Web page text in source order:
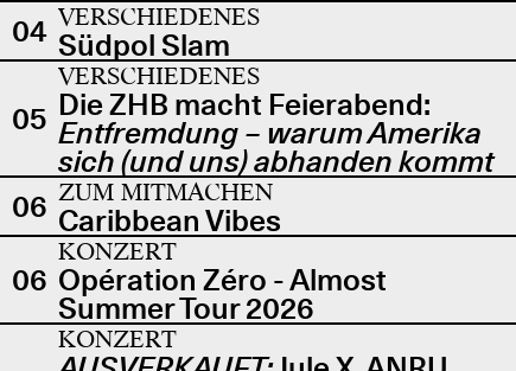
04 VERSCHIEDENES
Südpol Slam
05
VERSCHIEDENES
Die ZHB macht Feierabend:
Entfremdung – warum Amerika
sich (und uns) abhanden kommt
06 ZUM MITMACHEN
Caribbean Vibes
06
KONZERT
Opération Zéro - Almost
Summer Tour 2026
KONZERT